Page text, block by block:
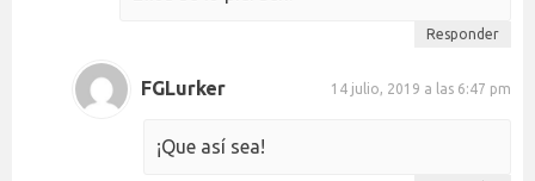
Responder
FGLurker 14 julio, 2019 a las 6:47 pm
¡Que así sea!